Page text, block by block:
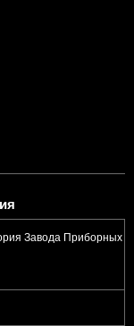
Завода Приборных